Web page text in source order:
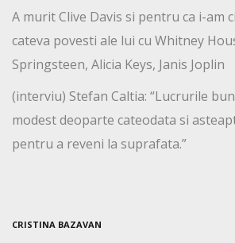
A murit Clive Davis si pentru ca i-am
cateva povesti ale lui cu Whitney
Springsteen, Alicia Keys, Janis Joplin
(interviu) Stefan Caltia: “Lucrurile
modest deoparte cateodata si
pentru a reveni la suprafata.”
CRISTINA BAZAVAN